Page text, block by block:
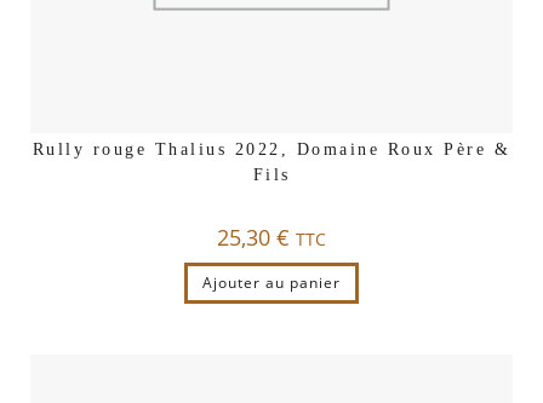
Rully rouge Thalius 2022, Domaine Roux Père &
Fils
25,30 € TTC
Ajouter au panier